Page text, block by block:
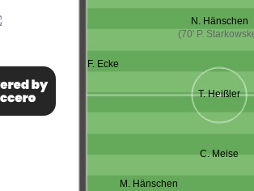
N. Hänschen
(70' P.
F. Ecke
T. Heißler
C. Meise
M. Hänschen